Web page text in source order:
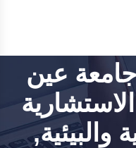
عين
والبيئية,